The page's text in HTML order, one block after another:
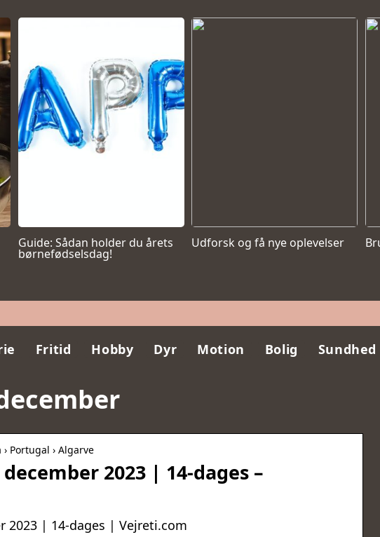
Guide: Sådan holder du årets
børnefødselsdag!
Udforsk og få nye oplevelser
Fritid Hobby Dyr Motion Bolig Sundhed
Portugal › Algarve
2023 | 14-dages –
2023 | 14-dages | Vejreti.com